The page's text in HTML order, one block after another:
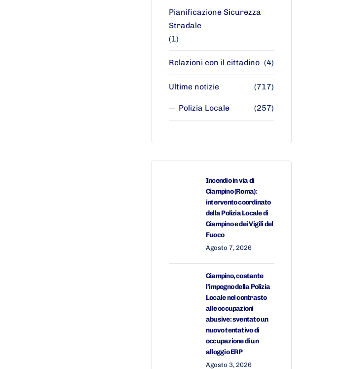
Pianificazione Sicurezza
Stradale
(1)
Relazioni con il cittadino (4)
Ultime notizie (717)
Polizia Locale (257)
Incendio in via di
Ciampino (Roma):
intervento coordinato
della Polizia Locale di
Ciampino e dei Vigili del
Fuoco
Agosto 7, 2026
Ciampino, costante
l’impegno della Polizia
Locale nel contrasto
alle occupazioni
abusive: sventato un
nuovo tentativo di
occupazione di un
alloggio ERP
Agosto 3, 2026